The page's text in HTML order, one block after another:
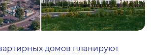
домов планируют